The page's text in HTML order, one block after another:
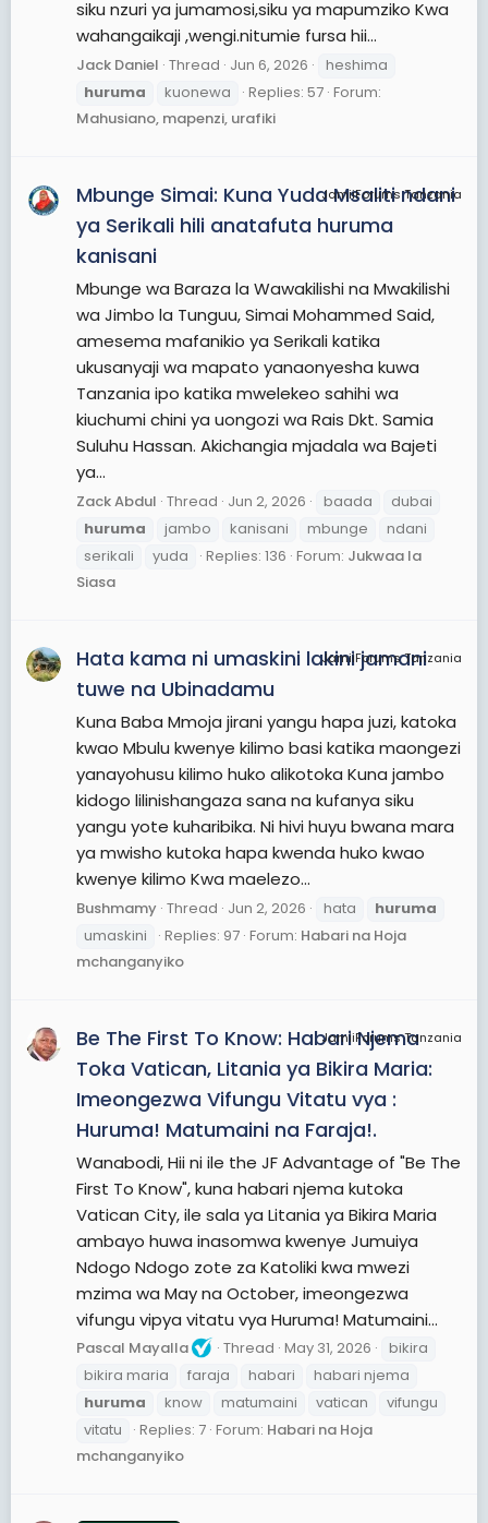
siku nzuri ya jumamosi,siku ya mapumziko Kwa
wahangaikaji ,wengi.nitumie fursa hii...
Jack Daniel Thread Jun 6, 2026
heshima
huruma
kuonewa Replies: 57 Forum:
Mahusiano, mapenzi, urafiki
JamiiForums Tanzania
Mbunge Simai: Kuna Yuda Msaliti ndani
ya Serikali hili anatafuta huruma
kanisani
Mbunge wa Baraza la Wawakilishi na Mwakilishi
wa Jimbo la Tunguu, Simai Mohammed Said,
amesema mafanikio ya Serikali katika
ukusanyaji wa mapato yanaonyesha kuwa
Tanzania ipo katika mwelekeo sahihi wa
kiuchumi chini ya uongozi wa Rais Dkt. Samia
Suluhu Hassan. Akichangia mjadala wa Bajeti
ya...
Zack Abdul Thread Jun 2, 2026 baada
dubai
huruma
jambo kanisani mbunge
ndani
serikali
yuda Replies: 136 Forum: Jukwaa la
Siasa
JamiiForums Tanzania
Hata kama ni umaskini lakini jamani
tuwe na Ubinadamu
Kuna Baba Mmoja jirani yangu hapa juzi, katoka
kwao Mbulu kwenye kilimo basi katika maongezi
yanayohusu kilimo huko alikotoka Kuna jambo
kidogo lilinishangaza sana na kufanya siku
yangu yote kuharibika. Ni hivi huyu bwana mara
ya mwisho kutoka hapa kwenda huko kwao
kwenye kilimo Kwa maelezo...
Bushmamy Thread Jun 2, 2026 hata
huruma
umaskini
Replies: 97 Forum: Habari na Hoja
mchanganyiko
JamiiForums Tanzania
Be The First To Know: Habari Njema
Toka Vatican, Litania ya Bikira Maria:
Imeongezwa Vifungu Vitatu vya :
Huruma! Matumaini na Faraja!.
Wanabodi, Hii ni ile the JF Advantage of "Be The
First To Know", kuna habari njema kutoka
Vatican City, ile sala ya Litania ya Bikira Maria
ambayo huwa inasomwa kwenye Jumuiya
Ndogo Ndogo zote za Katoliki kwa mwezi
mzima wa May na October, imeongezwa
vifungu vipya vitatu vya Huruma! Matumaini...
Pascal Mayalla Thread May 31, 2026
bikira
bikira maria
faraja habari
habari njema
huruma
know matumaini vatican
vifungu
vitatu
Replies: 7 Forum: Habari na Hoja
mchanganyiko